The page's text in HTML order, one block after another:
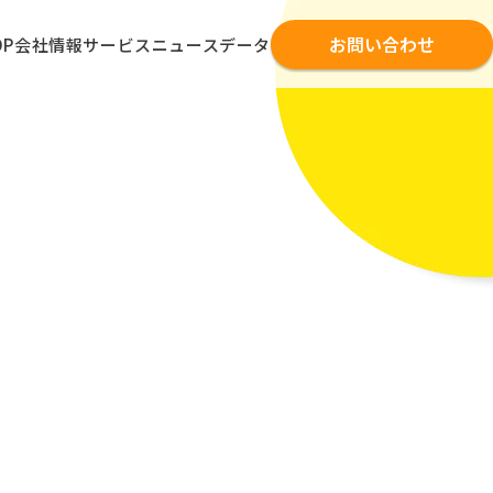
会社情報サービスニュースデータ お問い合わせ